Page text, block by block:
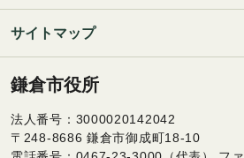
サイトマップ
鎌倉市役所
法人番号：3000020142042
〒248-8686 鎌倉市御成町18-10